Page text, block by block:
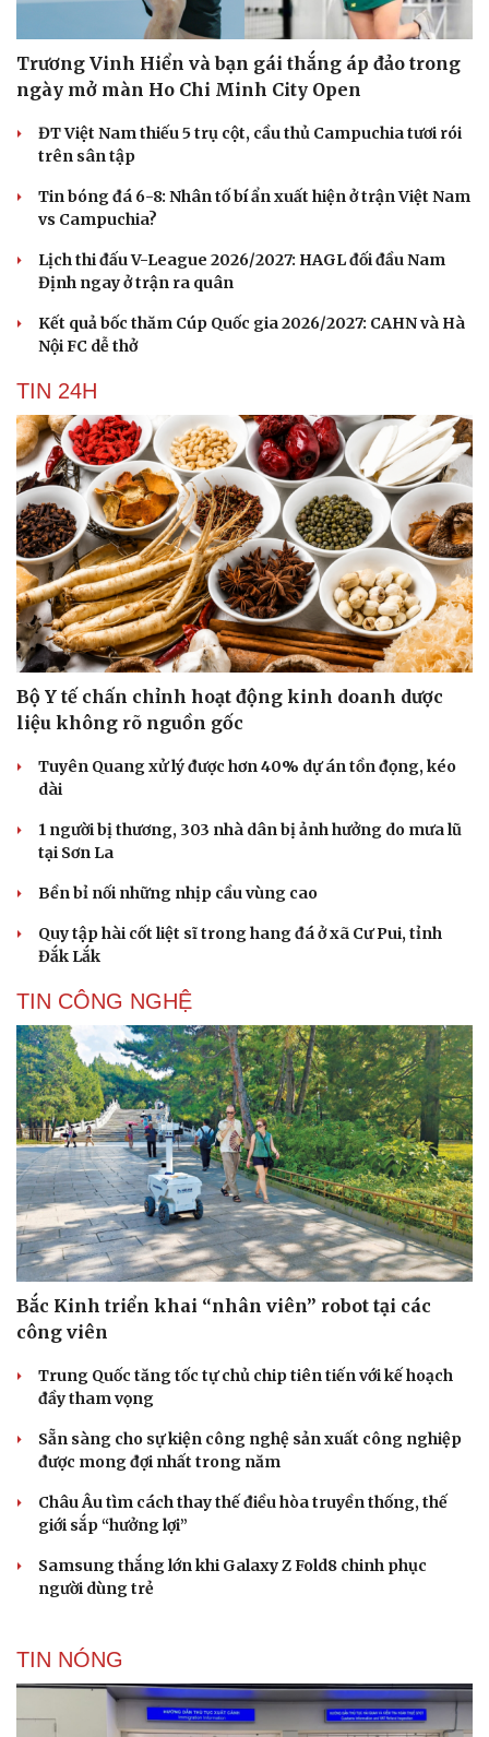
Du lịch
Săn Tour
check-in
Podcast
Đọc truyện đêm khuya
Hạt giống tâm hồn
Trương Vinh Hiển và bạn gái thắng áp đảo trong
ngày mở màn Ho Chi Minh City Open
ĐT Việt Nam thiếu 5 trụ cột, cầu thủ Campuchia tươi rói
trên sân tập
Tin bóng đá 6-8: Nhân tố bí ẩn xuất hiện ở trận Việt Nam
vs Campuchia?
Lịch thi đấu V-League 2026/2027: HAGL đối đầu Nam
Định ngay ở trận ra quân
Kết quả bốc thăm Cúp Quốc gia 2026/2027: CAHN và Hà
Nội FC dễ thở
TIN 24H
Bộ Y tế chấn chỉnh hoạt động kinh doanh dược
liệu không rõ nguồn gốc
Tuyên Quang xử lý được hơn 40% dự án tồn đọng, kéo
dài
1 người bị thương, 303 nhà dân bị ảnh hưởng do mưa lũ
tại Sơn La
Bền bỉ nối những nhịp cầu vùng cao
Quy tập hài cốt liệt sĩ trong hang đá ở xã Cư Pui, tỉnh
Đắk Lắk
TIN CÔNG NGHỆ
Bắc Kinh triển khai “nhân viên” robot tại các
công viên
Trung Quốc tăng tốc tự chủ chip tiên tiến với kế hoạch
đầy tham vọng
Sẵn sàng cho sự kiện công nghệ sản xuất công nghiệp
được mong đợi nhất trong năm
Châu Âu tìm cách thay thế điều hòa truyền thống, thế
giới sắp “hưởng lợi”
Samsung thắng lớn khi Galaxy Z Fold8 chinh phục
người dùng trẻ
TIN NÓNG